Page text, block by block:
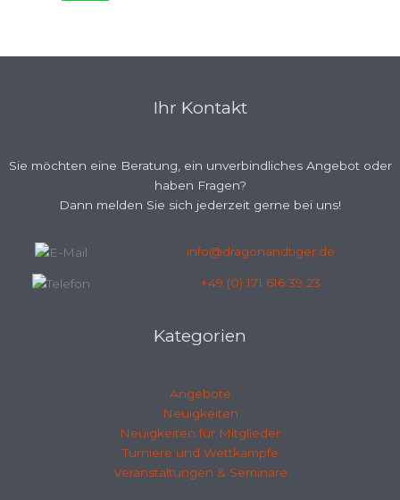
Ihr Kontakt
Sie möchten eine Beratung, ein unverbindliches Angebot oder
haben Fragen?
Dann melden Sie sich jederzeit gerne bei uns!
info@dragonandtiger.de
+49 (0) 171 616 39 23
Kategorien
Angebote
Neuigkeiten
Neuigkeiten für Mitglieder
Turniere und Wettkämpfe
Veranstaltungen & Seminare
Facebook